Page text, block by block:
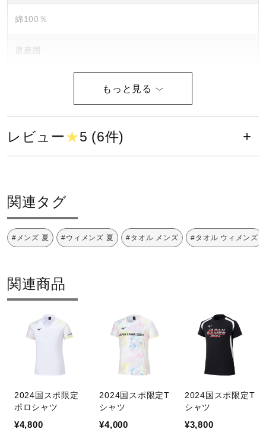
メディカル
セール
その他
綿100％
原産国
2024年春夏
レビュー★5 (6件)
関連タグ
#メンズ 夏 #ウィメンズ 夏 #タオル メンズ #タオル ウィメンズ
関連商品
2024国スポ限定
ポロシャツ
¥4,800
2024国スポ限定T
シャツ
¥4,000
2024国スポ限定T
シャツ
¥3,800